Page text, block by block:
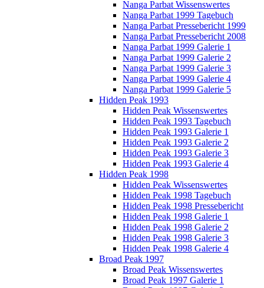
Nanga Parbat Wissenswertes
Nanga Parbat 1999 Tagebuch
Nanga Parbat Pressebericht 1999
Nanga Parbat Pressebericht 2008
Nanga Parbat 1999 Galerie 1
Nanga Parbat 1999 Galerie 2
Nanga Parbat 1999 Galerie 3
Nanga Parbat 1999 Galerie 4
Nanga Parbat 1999 Galerie 5
Hidden Peak 1993
Hidden Peak Wissenswertes
Hidden Peak 1993 Tagebuch
Hidden Peak 1993 Galerie 1
Hidden Peak 1993 Galerie 2
Hidden Peak 1993 Galerie 3
Hidden Peak 1993 Galerie 4
Hidden Peak 1998
Hidden Peak Wissenswertes
Hidden Peak 1998 Tagebuch
Hidden Peak 1998 Pressebericht
Hidden Peak 1998 Galerie 1
Hidden Peak 1998 Galerie 2
Hidden Peak 1998 Galerie 3
Hidden Peak 1998 Galerie 4
Broad Peak 1997
Broad Peak Wissenswertes
Broad Peak 1997 Galerie 1